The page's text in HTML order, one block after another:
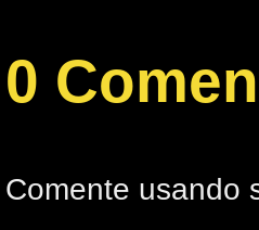
0
Comente usando